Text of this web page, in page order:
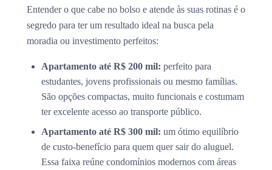
Entender o que cabe no bolso e atende às suas rotinas é o
segredo para ter um resultado ideal na busca pela
moradia ou investimento perfeitos:
Apartamento até R$ 200 mil: perfeito para
estudantes, jovens profissionais ou mesmo famílias.
São opções compactas, muito funcionais e costumam
ter excelente acesso ao transporte público.
Apartamento até R$ 300 mil: um ótimo equilíbrio
de custo-benefício para quem quer sair do aluguel.
Essa faixa reúne condomínios modernos com áreas